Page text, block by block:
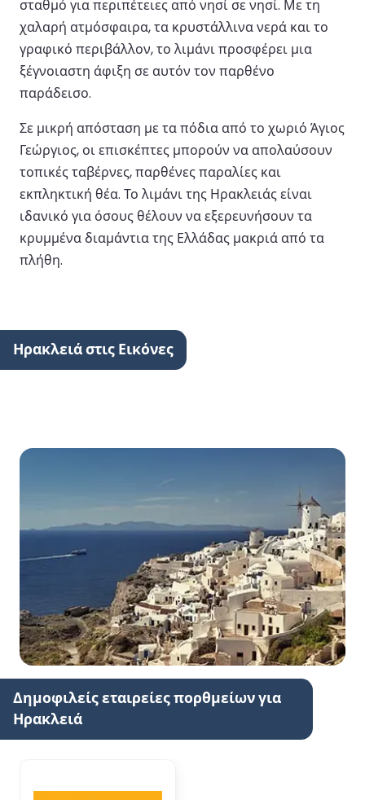
σταθμό για περιπέτειες από νησί σε νησί. Με τη
χαλαρή ατμόσφαιρα, τα κρυστάλλινα νερά και το
γραφικό περιβάλλον, το λιμάνι προσφέρει μια
ξέγνοιαστη άφιξη σε αυτόν τον παρθένο
παράδεισο.
Σε μικρή απόσταση με τα πόδια από το χωριό Άγιος
Γεώργιος, οι επισκέπτες μπορούν να απολαύσουν
τοπικές ταβέρνες, παρθένες παραλίες και
εκπληκτική θέα. Το λιμάνι της Ηρακλειάς είναι
ιδανικό για όσους θέλουν να εξερευνήσουν τα
κρυμμένα διαμάντια της Ελλάδας μακριά από τα
πλήθη.
Ηρακλειά στις Εικόνες
Δημοφιλείς εταιρείες πορθμείων για
Ηρακλειά